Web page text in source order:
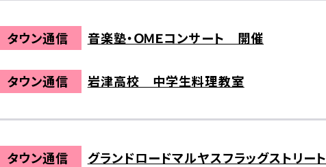
タウン通信
音楽塾・ＯＭＥコンサート 開催
タウン通信 岩津高校 中学生料理教室
タウン通信
グランドロードマルヤスフラッグストリート